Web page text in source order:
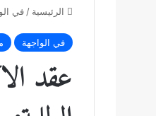
الرئيسية / في
في الواجهة
عقد